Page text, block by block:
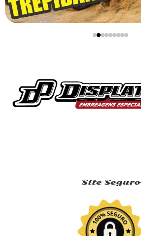
Site Seguro